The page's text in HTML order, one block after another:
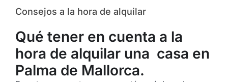
Consejos a la hora de alquilar
Qué tener en cuenta a la
hora de alquilar una casa en
Palma de Mallorca.